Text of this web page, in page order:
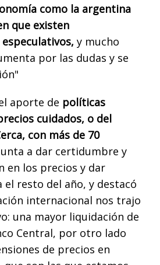
como la argentina
que existen
y mucho
por las dudas y se
aporte de políticas
cuidados, o del
con más de 70
a dar certidumbre y
en los precios y dar
resto del año, y destacó
internacional nos trajo
una mayor liquidación de
Central, por otro lado
de precios en